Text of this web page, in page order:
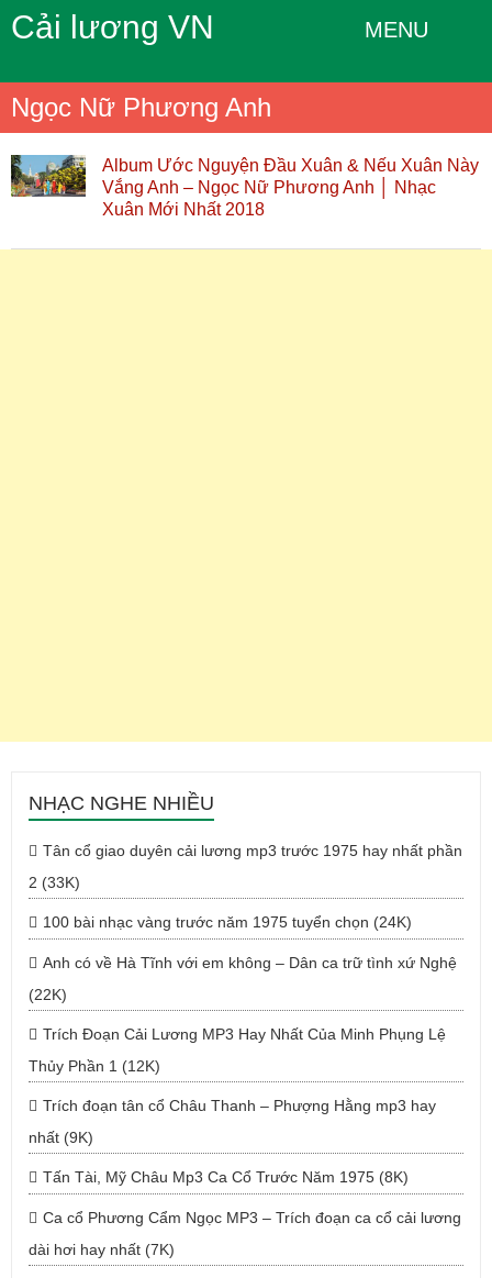
Cải lương VN MENU
Ngọc Nữ Phương Anh
Album Ước Nguyện Đầu Xuân & Nếu Xuân Này
Vắng Anh – Ngọc Nữ Phương Anh │ Nhạc
Xuân Mới Nhất 2018
NHẠC NGHE NHIỀU
Tân cổ giao duyên cải lương mp3 trước 1975 hay nhất phần
2 (33K)
100 bài nhạc vàng trước năm 1975 tuyển chọn (24K)
Anh có về Hà Tĩnh với em không – Dân ca trữ tình xứ Nghệ
(22K)
Trích Đoạn Cải Lương MP3 Hay Nhất Của Minh Phụng Lệ
Thủy Phần 1 (12K)
Trích đoạn tân cổ Châu Thanh – Phượng Hằng mp3 hay
nhất (9K)
Tấn Tài, Mỹ Châu Mp3 Ca Cổ Trước Năm 1975 (8K)
Ca cổ Phương Cẩm Ngọc MP3 – Trích đoạn ca cổ cải lương
dài hơi hay nhất (7K)